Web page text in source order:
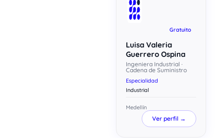
Gratuito
Luisa Valeria
Guerrero Ospina
Ingeniera Industrial ·
Cadena de Suministro
Especialidad
Industrial
Medellín
Ver perfil →